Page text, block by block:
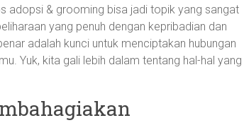
adopsi & grooming bisa jadi topik yang sangat
yang penuh dengan kepribadian dan
adalah kunci untuk menciptakan hubungan
Yuk, kita gali lebih dalam tentang hal-hal yang